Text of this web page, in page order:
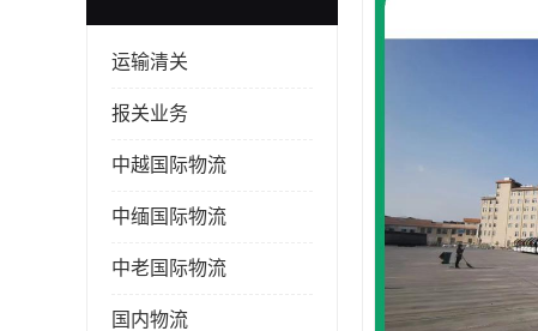
运输清关
报关业务
中越国际物流
中缅国际物流
中老国际物流
国内物流